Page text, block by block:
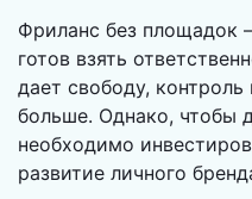
Фриланс без площадок
готов взять
дает свободу,
больше. Однако, чтобы
необходимо
развитие личного